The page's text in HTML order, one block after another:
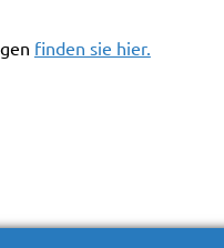
finden sie hier.